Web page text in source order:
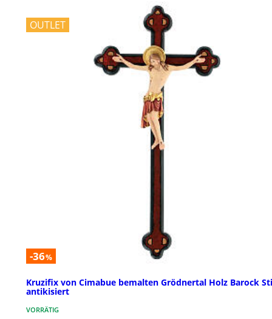
OUTLET
-36%
Kruzifix von Cimabue bemalten Grödnertal Holz Barock
antikisiert
VORRÄTIG